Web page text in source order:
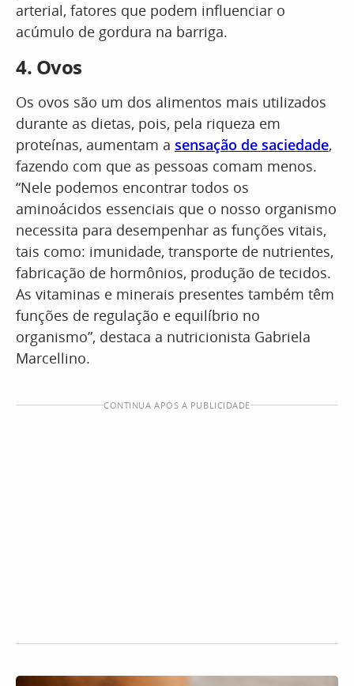
arterial, fatores que podem influenciar o
acúmulo de gordura na barriga.
4. Ovos
Os ovos são um dos alimentos mais utilizados
durante as dietas, pois, pela riqueza em
proteínas, aumentam a sensação de saciedade,
fazendo com que as pessoas comam menos.
“Nele podemos encontrar todos os
aminoácidos essenciais que o nosso organismo
necessita para desempenhar as funções vitais,
tais como: imunidade, transporte de nutrientes,
fabricação de hormônios, produção de tecidos.
As vitaminas e minerais presentes também têm
funções de regulação e equilíbrio no
organismo”, destaca a nutricionista Gabriela
Marcellino.
CONTINUA APÓS A PUBLICIDADE